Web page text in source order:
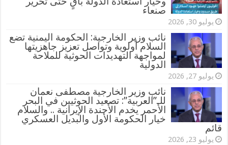
صنعاء
يوليو 30, 2026
نائب وزير الخارجية: الحكومة اليمنية تضع
السلام أولوية وتواصل تعزيز جاهزيتها
لمواجهة التهديدات الحوثية للملاحة
الدولية
يوليو 27, 2026
نائب وزير الخارجية مصطفى نعمان
للـ”العربية”: تصعيد الحوثيين في البحر
الأحمر يخدم الأجندة الإيرانية .. والسلام
خيار الحكومة الأول والبديل العسكري
قائم
يوليو 23, 2026